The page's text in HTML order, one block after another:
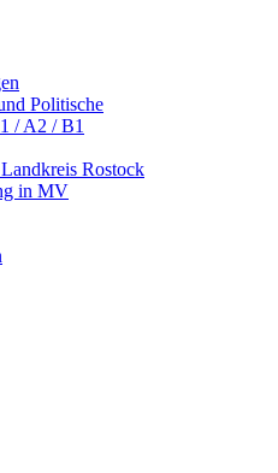
Politische
/ A2 / B1
Rostock
in MV